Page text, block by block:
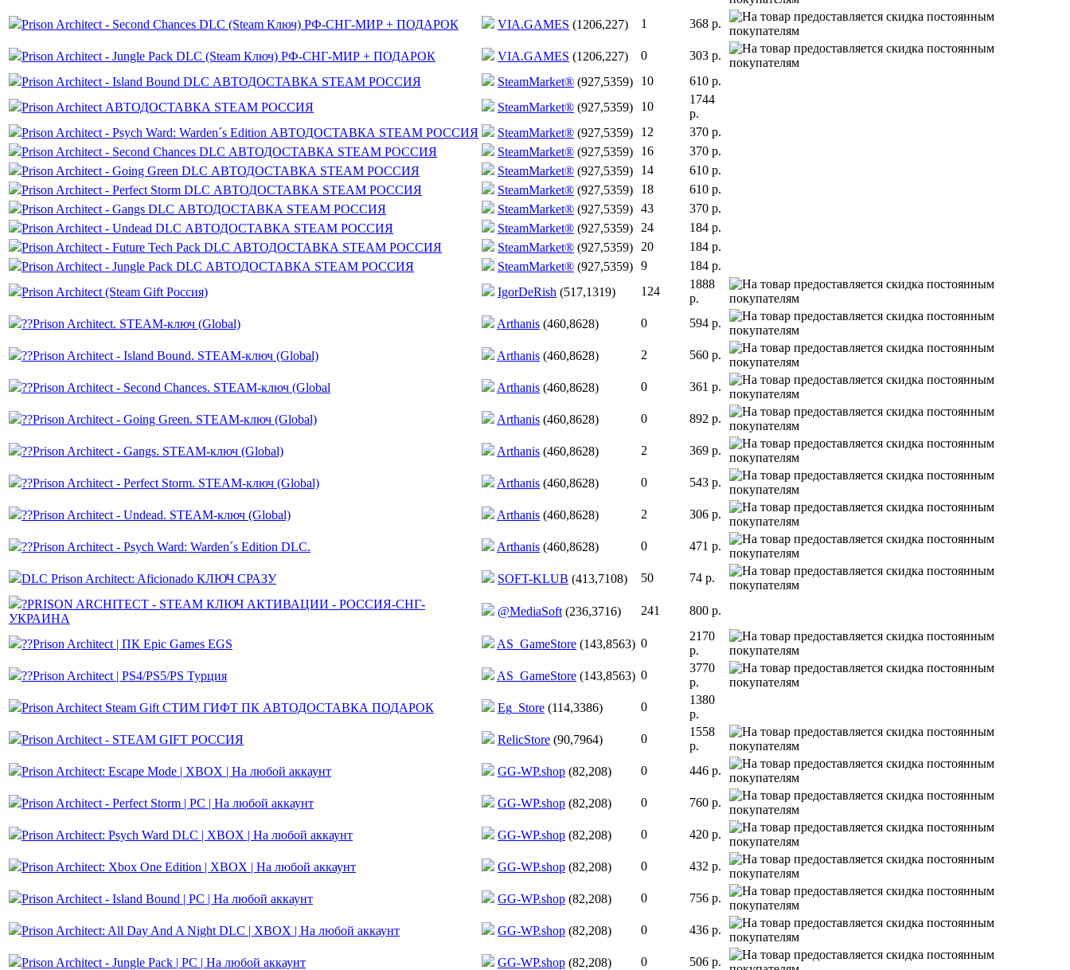
Prison Architect - Second Chances DLC (Steam Ключ) РФ-СНГ-МИР + ПОДАРОК VIA.GAMES (1206,227) 1 368 р.
Prison Architect - Jungle Pack DLC (Steam Ключ) РФ-СНГ-МИР + ПОДАРОК VIA.GAMES (1206,227) 0
303 р.
Prison Architect - Island Bound DLC АВТОДОСТАВКА STEAM РОССИЯ
SteamMarket® (927,5359) 10
610 р.
Prison Architect АВТОДОСТАВКА STEAM РОССИЯ
SteamMarket® (927,5359) 10
1744
р.
Prison Architect - Psych Ward: Warden´s Edition АВТОДОСТАВКА STEAM РОССИЯ
SteamMarket® (927,5359) 12
370 р.
Prison Architect - Second Chances DLC АВТОДОСТАВКА STEAM РОССИЯ
SteamMarket® (927,5359) 16
370 р.
Prison Architect - Going Green DLC АВТОДОСТАВКА STEAM РОССИЯ
SteamMarket® (927,5359) 14
610 р.
Prison Architect - Perfect Storm DLC АВТОДОСТАВКА STEAM РОССИЯ
SteamMarket® (927,5359) 18
610 р.
Prison Architect - Gangs DLC АВТОДОСТАВКА STEAM РОССИЯ
SteamMarket® (927,5359) 43
370 р.
Prison Architect - Undead DLC АВТОДОСТАВКА STEAM РОССИЯ
SteamMarket® (927,5359) 24
184 р.
Prison Architect - Future Tech Pack DLC АВТОДОСТАВКА STEAM РОССИЯ
SteamMarket® (927,5359) 20
184 р.
Prison Architect - Jungle Pack DLC АВТОДОСТАВКА STEAM РОССИЯ
SteamMarket® (927,5359) 9
184 р.
Prison Architect (Steam Gift Россия)
IgorDeRish (517,1319) 124
1888
р.
??Prison Architect. STEAM-ключ (Global)
Arthanis (460,8628) 0 594 р.
??Prison Architect - Island Bound. STEAM-ключ (Global) Arthanis (460,8628) 2 560 р.
??Prison Architect - Second Chances. STEAM-ключ (Global Arthanis (460,8628) 0 361 р.
??Prison Architect - Going Green. STEAM-ключ (Global) Arthanis (460,8628) 0 892 р.
??Prison Architect - Gangs. STEAM-ключ (Global) Arthanis (460,8628) 2 369 р.
??Prison Architect - Perfect Storm. STEAM-ключ (Global) Arthanis (460,8628) 0 543 р.
??Prison Architect - Undead. STEAM-ключ (Global) Arthanis (460,8628) 2 306 р.
??Prison Architect - Psych Ward: Warden´s Edition DLC. Arthanis (460,8628) 0 471 р.
DLC Prison Architect: Aficionado КЛЮЧ СРАЗУ SOFT-KLUB (413,7108) 50
74 р.
?PRISON ARCHITECT - STEAM КЛЮЧ АКТИВАЦИИ - РОССИЯ-СНГ-
УКРАИНА
@MediaSoft (236,3716) 241 800 р.
??Prison Architect | ПК Epic Games EGS AS_GameStore (143,8563) 0
2170
р.
??Prison Architect | PS4/PS5/PS Турция
AS_GameStore (143,8563) 0
3770
р.
Prison Architect Steam Gift СТИМ ГИФТ ПК АВТОДОСТАВКА ПОДАРОК
Eg_Store (114,3386) 0
1380
р.
Prison Architect - STEAM GIFT РОССИЯ
RelicStore (90,7964) 0
1558
р.
Prison Architect: Escape Mode | XBOX | На любой аккаунт
GG-WP.shop (82,208) 0 446 р.
Prison Architect - Perfect Storm | PC | На любой аккаунт GG-WP.shop (82,208) 0 760 р.
Prison Architect: Psych Ward DLC | XBOX | На любой аккаунт GG-WP.shop (82,208) 0 420 р.
Prison Architect: Xbox One Edition | XBOX | На любой аккаунт GG-WP.shop (82,208) 0 432 р.
Prison Architect - Island Bound | PC | На любой аккаунт GG-WP.shop (82,208) 0 756 р.
Prison Architect: All Day And A Night DLC | XBOX | На любой аккаунт GG-WP.shop (82,208) 0 436 р.
Prison Architect - Jungle Pack | PC | На любой аккаунт GG-WP.shop (82,208) 0
506 р.